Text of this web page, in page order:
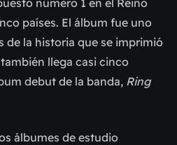
países. El álbum fue uno
de la historia que se imprimió
llega casi cinco
debut de la banda, Ring
álbumes de estudio